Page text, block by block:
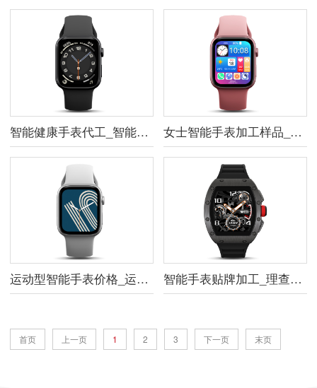
智能健康手表代工_智能监测健康智能手表 女士智能手表加工样品_运动监测智能手表
运动型智能手表价格_运动型智能手表样品 智能手表贴牌加工_理查德米勒男士手表同款
首页 上一页 1 2 3 下一页 末页